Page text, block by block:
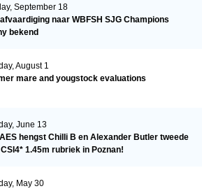
September 18
naar WBFSH SJG Champions
bekend
August 1
mare and yougstock evaluations
June 13
hengst Chilli B en Alexander Butler tweede
1.45m rubriek in Poznan!
May 30